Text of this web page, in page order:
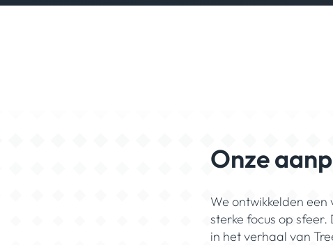
Onze
We ontwikkelden
sterke focus op
in het verhaal van